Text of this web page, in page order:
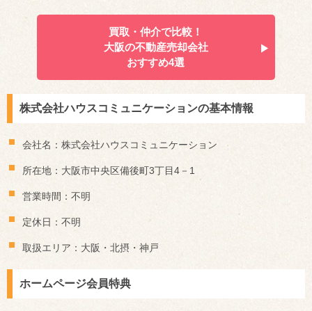
買取・仲介で比較！
大阪の不動産売却会社
おすすめ4選
株式会社ハウスコミュニケーションの基本情報
会社名：株式会社ハウスコミュニケーション
所在地：大阪市中央区備後町3丁目4－1
営業時間：不明
定休日：不明
取扱エリア：大阪・北摂・神戸
ホームページ会員特典